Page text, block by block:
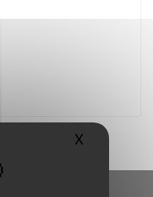
X Masquer